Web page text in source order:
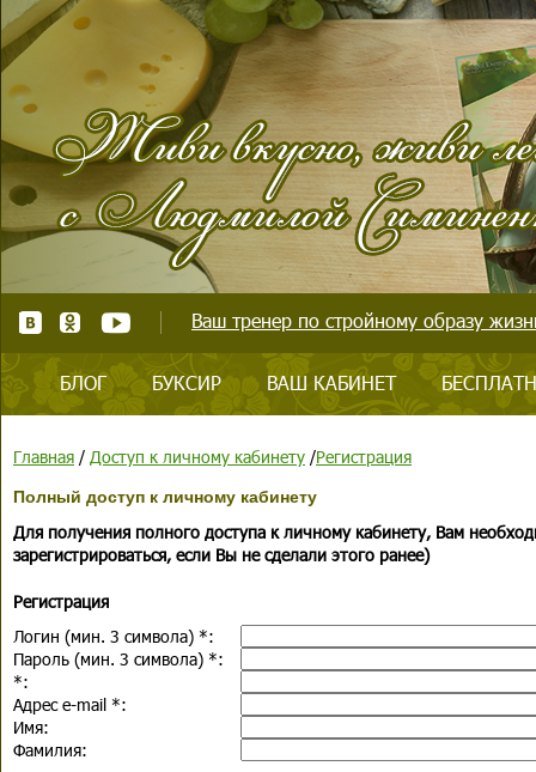
Ваш тренер по стройному образу
БЛОГ БУКСИР ВАШ КАБИНЕТ
Главная / Доступ к личному кабинету /Регистрация
Полный доступ к личному кабинету
Для получения полного доступа к личному кабинету, Вам
зарегистрироваться, если Вы не сделали этого ранее)
Регистрация
Логин (мин. 3 символа) *:
Пароль (мин. 3 символа) *:
*:
Адрес e-mail *:
Имя:
Фамилия: